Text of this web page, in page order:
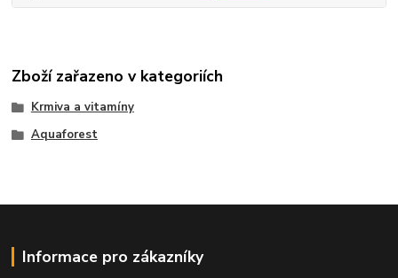
Zboží zařazeno v kategoriích
Krmiva a vitamíny
Aquaforest
Informace pro zákazníky